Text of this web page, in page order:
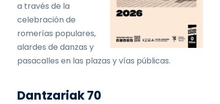
a través de la
celebración de
romerías populares,
alardes de danzas y
pasacalles en las plazas y vías públicas.
Dantzariak 70